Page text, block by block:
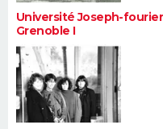
Université Joseph-fourier
Grenoble I